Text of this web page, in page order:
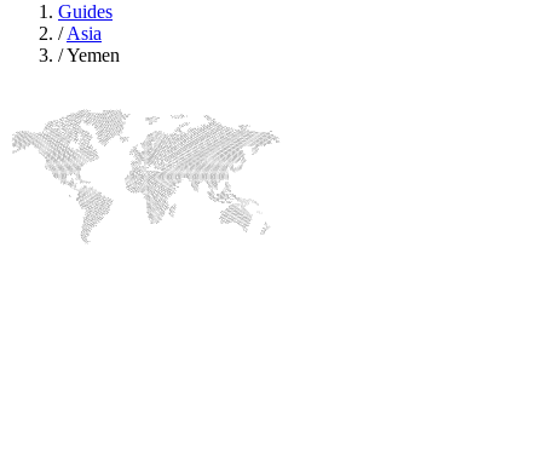
Guides
/Asia
/Yemen